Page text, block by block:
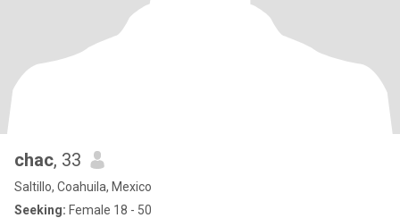
chac, 33
Saltillo, Coahuila, Mexico
Seeking: Female 18 - 50